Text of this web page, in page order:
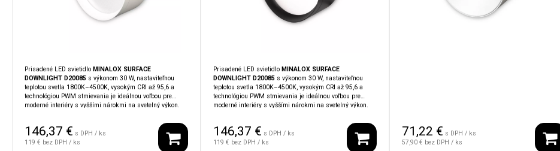
Prisadené LED svietidlo MINALOX SURFACE
DOWNLIGHT D20085 s výkonom 30 W, nastaviteľnou
teplotou svetla 1800K–4500K, vysokým CRI až 95,6 a
technológiou PWM stmievania je ideálnou voľbou pre
moderné interiéry s vyššími nárokmi na svetelný výkon.
náročnejších priestorov. Kompatibilita so systémami
LOXONE, TapHome, Ampio, KNX
umožňuje jednoduchú
integráciu do inteligentnej domácnosti.
146,37 € s DPH / ks
119 € bez DPH / ks
Prisadené LED svietidlo MINALOX SURFACE
DOWNLIGHT D20085s výkonom 30 W, nastaviteľnou
teplotou svetla 1800K–4500K, vysokým CRI až 95,6 a
technológiou PWM stmievania je ideálnou voľbou pre
moderné interiéry s vyššími nárokmi na svetelný výkon.
náročnejších priestorov. Čierne prevedenie podčiarkuje
moderný dizajn svietidla. Kompatibilita so systémami
LOXONE, TapHome, Ampio, KNX
umožňuje jednoduchú
146,37 € s DPH / ks
119 € bez DPH / ks
71,22 € s DPH / ks
57,90 € bez DPH / ks